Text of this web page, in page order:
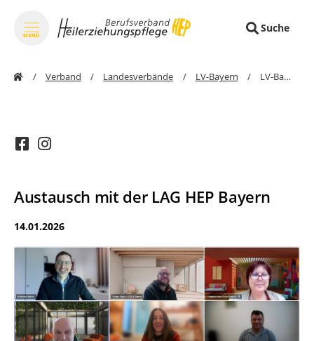
MENÜ
Suche
zum Inhalt springen
Verband Landesverbände LV-Bayern LV-Bayern-Details
Austausch mit der LAG HEP Bayern
14.01.2026